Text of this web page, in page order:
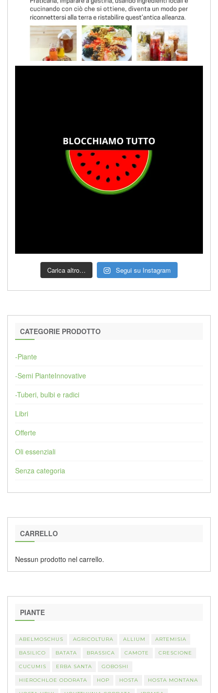
Carica altro… Segui su Instagram
CATEGORIE PRODOTTO
-Piante
-Semi PianteInnovative
-Tuberi, bulbi e radici
Libri
Offerte
Oli essenziali
Senza categoria
CARRELLO
Nessun prodotto nel carrello.
PIANTE
ABELMOSCHUS AGRICOLTURA ALLIUM ARTEMISIA
BASILICO BATATA BRASSICA CAMOTE CRESCIONE
CUCUMIS ERBA SANTA GOBOSHI
HIEROCHLOE ODORATA HOP HOSTA HOSTA MONTANA